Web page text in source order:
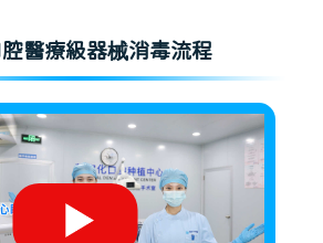
醫療級器械消毒流程